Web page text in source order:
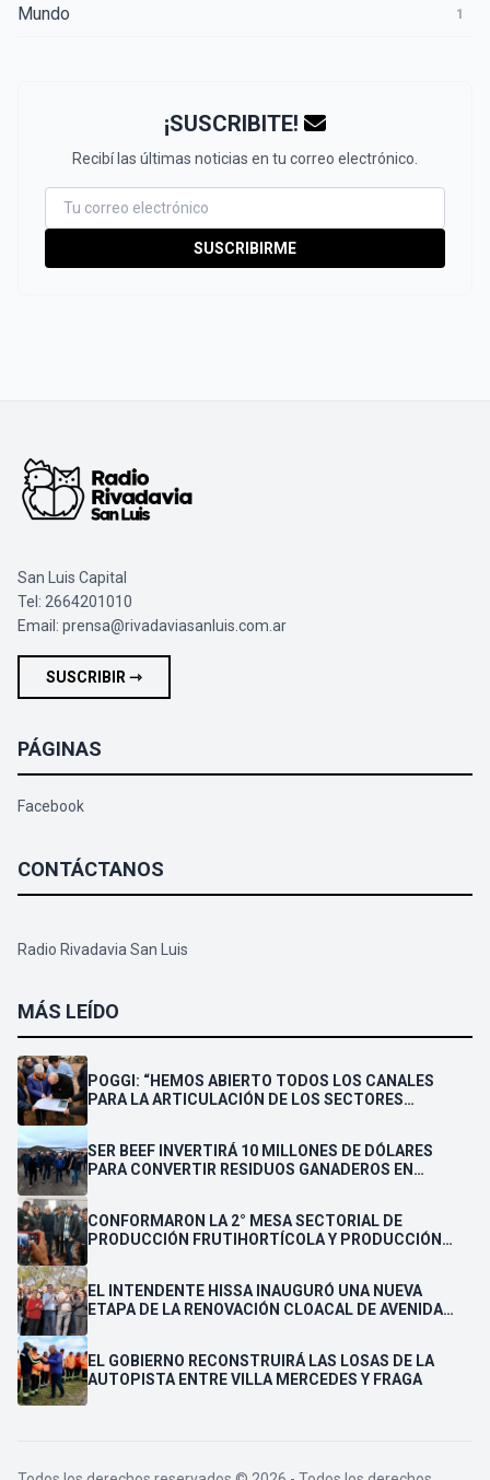
Mundo 1
¡SUSCRIBITE!
Recibí las últimas noticias en tu correo electrónico.
SUSCRIBIRME
San Luis Capital
Tel: 2664201010
Email: prensa@rivadaviasanluis.com.ar
SUSCRIBIR ⇾
PÁGINAS
Facebook
CONTÁCTANOS
Radio Rivadavia San Luis
MÁS LEÍDO
POGGI: “HEMOS ABIERTO TODOS LOS CANALES
PARA LA ARTICULACIÓN DE LOS SECTORES
SER BEEF INVERTIRÁ 10 MILLONES DE DÓLARES
PARA CONVERTIR RESIDUOS GANADEROS EN
CONFORMARON LA 2° MESA SECTORIAL DE
PRODUCCIÓN FRUTIHORTÍCOLA Y PRODUCCIÓN
EL INTENDENTE HISSA INAUGURÓ UNA NUEVA
ETAPA DE LA RENOVACIÓN CLOACAL DE AVENIDA
EL GOBIERNO RECONSTRUIRÁ LAS LOSAS DE LA
AUTOPISTA ENTRE VILLA MERCEDES Y FRAGA